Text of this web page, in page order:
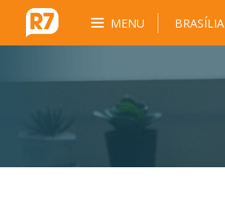
MENU BRASÍLIA